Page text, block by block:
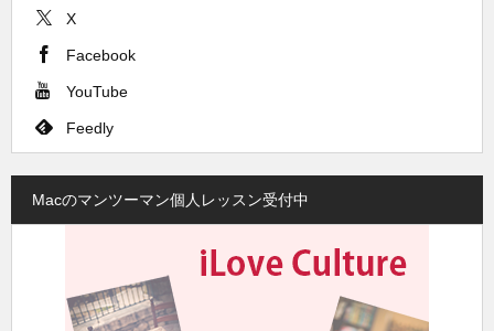
X
Facebook
YouTube
Feedly
Macのマンツーマン個人レッスン受付中